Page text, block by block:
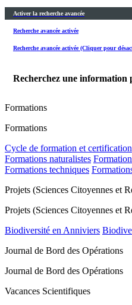
Activer la recherche avancée
Recherche avancée activée
Recherche avancée activée (Cliquer pour
Recherchez une information
Formations
Formations
Cycle de formation et certification
Formations naturalistes
Formations techniques
Projets (Sciences Citoyennes et
Projets (Sciences Citoyennes et
Biodiversité en Anniviers
Journal de Bord des Opérations
Journal de Bord des Opérations
Vacances Scientifiques